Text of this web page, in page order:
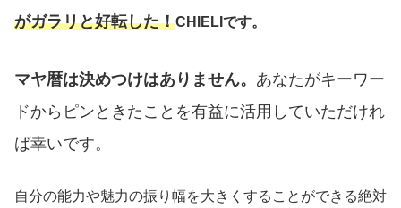
がガラリと好転した！CHIELIです。
マヤ暦は決めつけはありません。 あなたがキーワー
ドからピンときたことを有益に活用していただけれ
ば幸いです。
自分の能力や魅力の振り幅を大きくすることができる絶対